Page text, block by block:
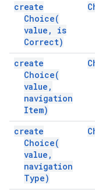
create
Choice(
value ,
is
Correct)
create
Choice(
value ,
navigation
Item)
create
Choice(
value ,
navigation
Type)